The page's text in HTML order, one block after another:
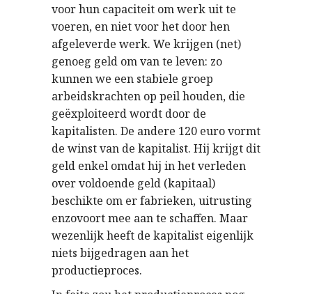
voor hun capaciteit om werk uit te
voeren, en niet voor het door hen
afgeleverde werk. We krijgen (net)
genoeg geld om van te leven: zo
kunnen we een stabiele groep
arbeidskrachten op peil houden, die
geëxploiteerd wordt door de
kapitalisten. De andere 120 euro vormt
de winst van de kapitalist. Hij krijgt dit
geld enkel omdat hij in het verleden
over voldoende geld (kapitaal)
beschikte om er fabrieken, uitrusting
enzovoort mee aan te schaffen. Maar
wezenlijk heeft de kapitalist eigenlijk
niets bijgedragen aan het
productieproces.